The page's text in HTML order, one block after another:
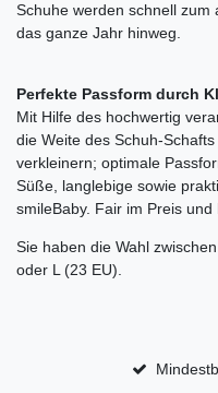
Schuhe werden schnell
das ganze Jahr hinweg.
Perfekte Passform durch
Mit Hilfe des hochwertig
die Weite des Schuh-
verkleinern; optimale
Süße, langlebige sowie
smileBaby. Fair im Preis und
Sie haben die Wahl
oder L (23 EU).